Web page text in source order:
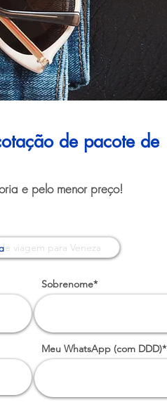
de pacote de
e pelo menor preço!
Sobrenome*
Meu WhatsApp (com DDD)*